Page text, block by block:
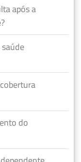
após a
do